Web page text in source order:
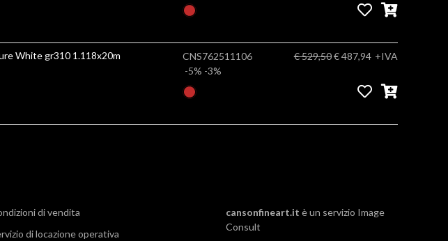
Canson Infinity Arches BFK Rives Pure White gr310 1.118x20m
CNS762511106
-5% -3%
€ 529,50€ 487,94 +IVA
di vendita
di locazione operativa
cansonfineart.it è un servizio Image
Consult